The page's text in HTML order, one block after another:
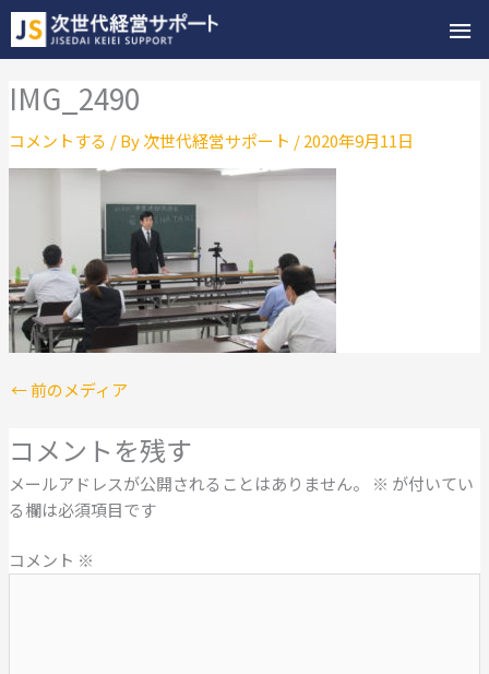
メ
IMG_2490
コメントする / By次世代経営サポート /2020年9月11日
←前のメディア
コメントを残す
メールアドレスが公開されることはありません。 ※ が付いてい
る欄は必須項目です
コメント ※